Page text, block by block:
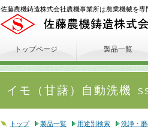
佐藤農機鋳造株式会社農機事業所は農業機械を専
イモ（甘藷）自動洗機
トップ 製品一覧 用途別検索 洗浄・
トップページ 製品一覧